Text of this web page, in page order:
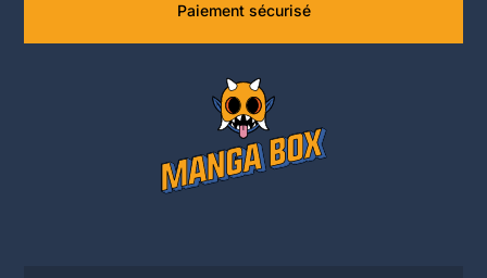
Paiement sécurisé